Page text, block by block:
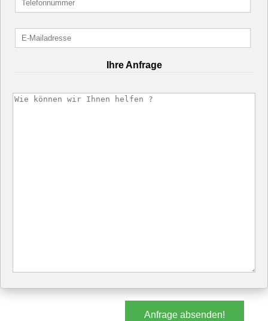
Ihre Anfrage
Anfrage absenden!